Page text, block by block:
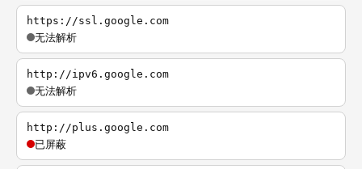
https://ssl.google.com
无法解析
http://ipv6.google.com
无法解析
http://plus.google.com
已屏蔽